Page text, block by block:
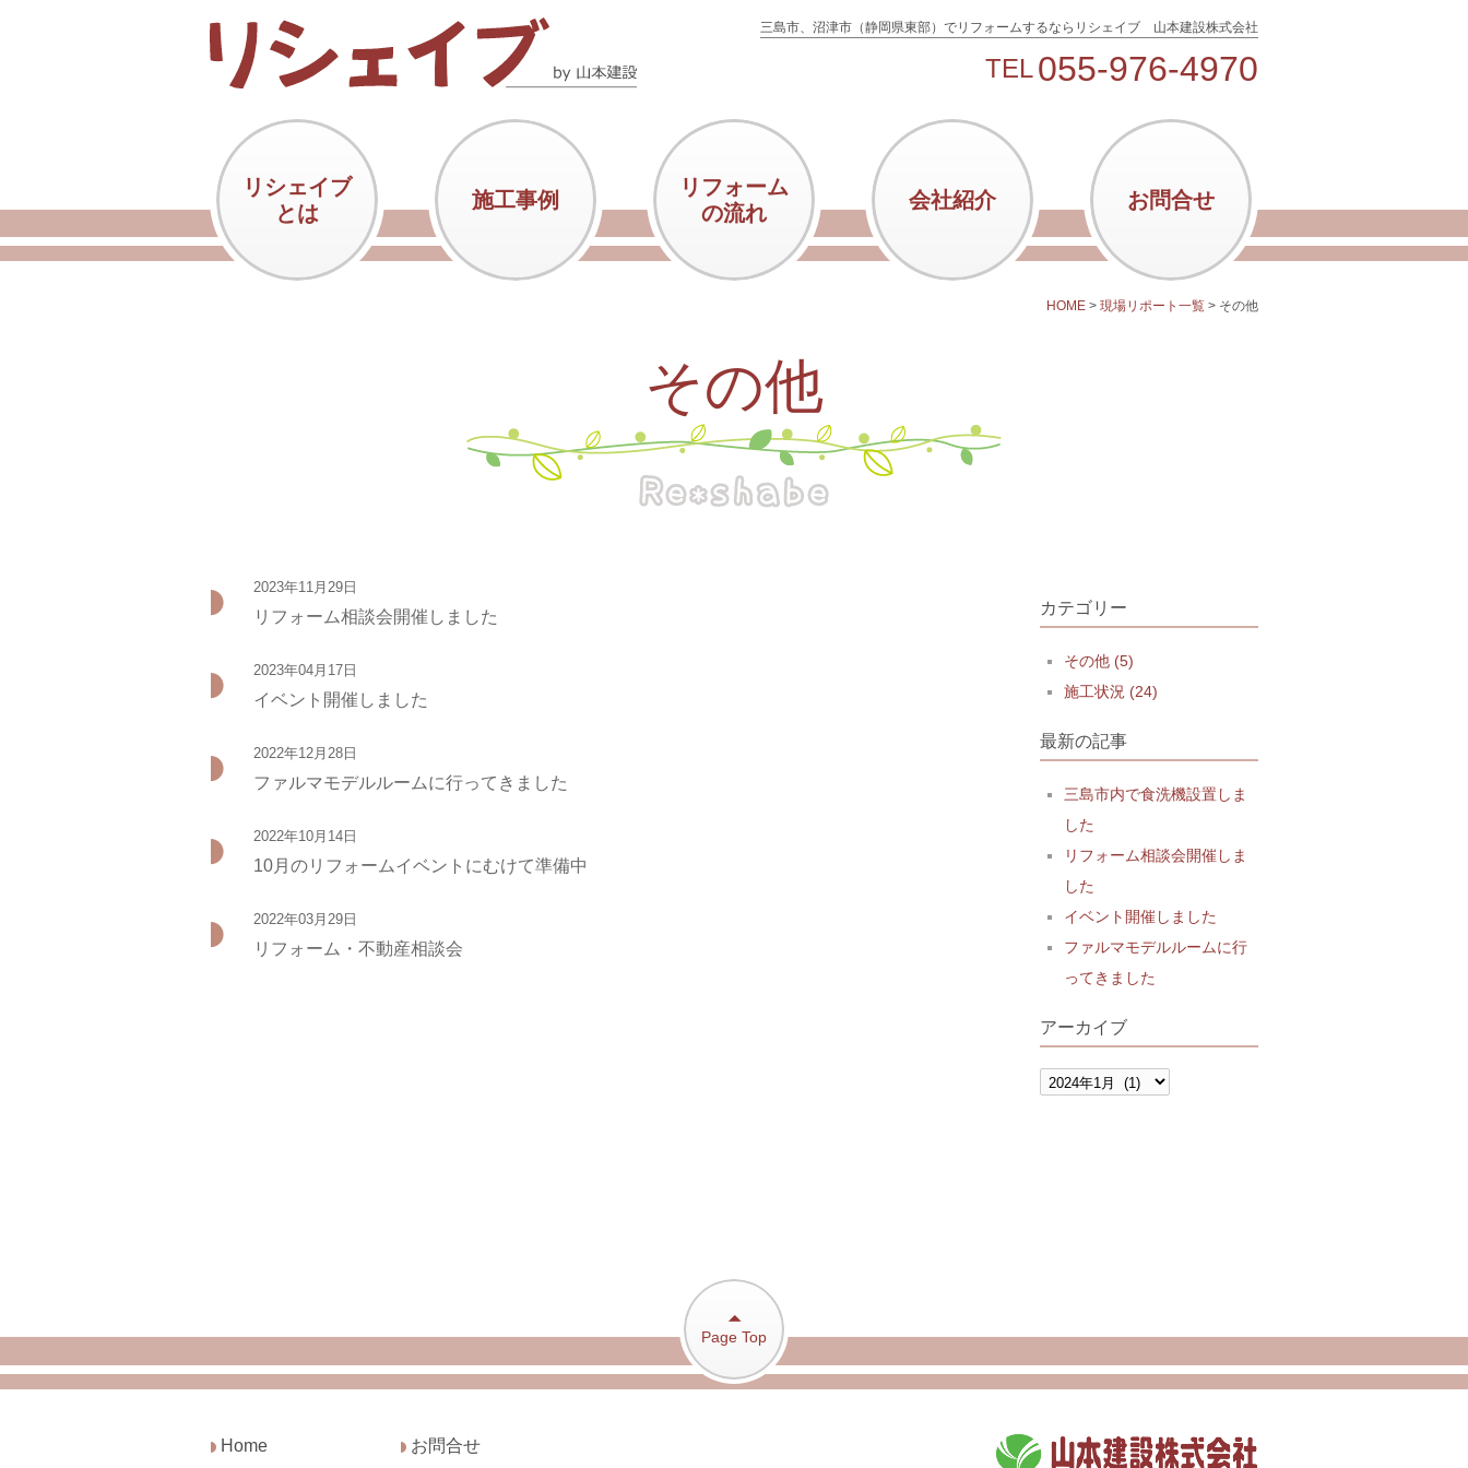
三島市、沼津市（静岡県東部）でリフォームするならリシェイブ 山本建設株式会社
TEL055-976-4970
リシェイブ
とは
施工事例
リフォーム
の流れ
会社紹介 お問合せ
HOME > 現場リポート一覧 > その他
その他
2023年11月29日
リフォーム相談会開催しました
2023年04月17日
イベント開催しました
2022年12月28日
ファルマモデルルームに行ってきました
2022年10月14日
10月のリフォームイベントにむけて準備中
2022年03月29日
リフォーム・不動産相談会
カテゴリー
その他 (5)
施工状況 (24)
最新の記事
三島市内で食洗機設置しま
した
リフォーム相談会開催しま
した
イベント開催しました
ファルマモデルルームに行
ってきました
アーカイブ
Page Top
Home お問合せ